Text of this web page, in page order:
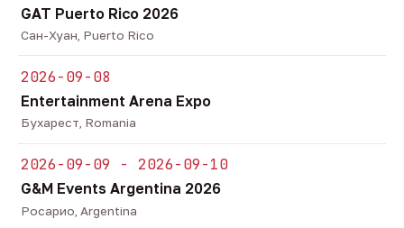
GAT Puerto Rico 2026
Сан-Хуан, Puerto Rico
2026-09-08
Entertainment Arena Expo
Бухарест, Romania
2026-09-09 - 2026-09-10
G&M Events Argentina 2026
Росарио, Argentina